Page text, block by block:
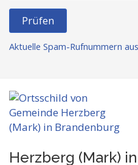
Prüfen
Aktuelle Spam-Rufnummern
Herzberg (Mark)